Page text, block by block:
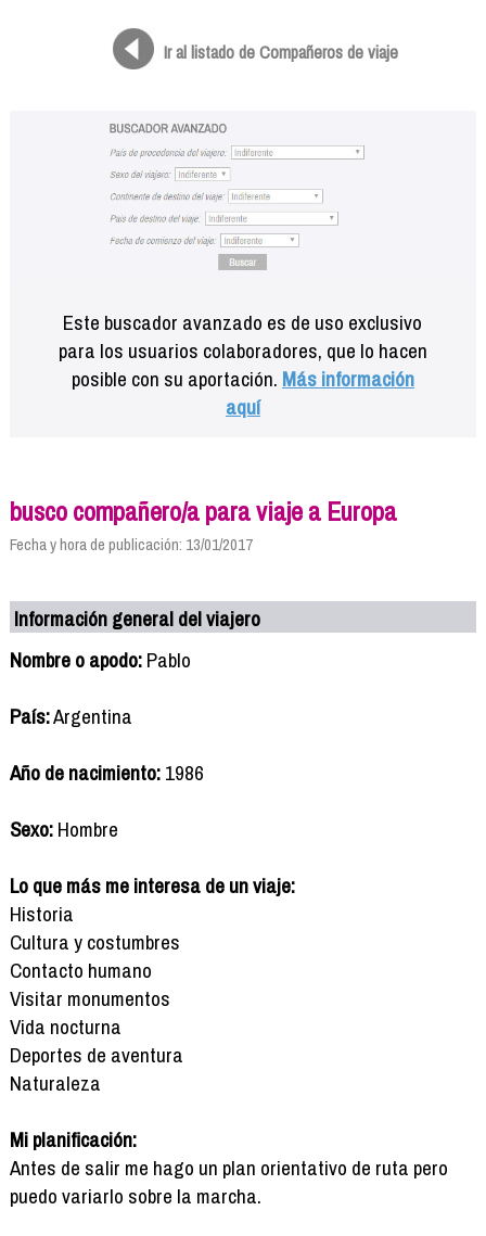
Ir al listado de Compañeros de viaje
Este buscador avanzado es de uso exclusivo
para los usuarios colaboradores, que lo hacen
posible con su aportación. Más información
aquí
busco compañero/a para viaje a Europa
Fecha y hora de publicación: 13/01/2017
Información general del viajero
Nombre o apodo:Pablo
País:Argentina
Año de nacimiento:1986
Sexo:Hombre
Lo que más me interesa de un viaje:
Historia
Cultura y costumbres
Contacto humano
Visitar monumentos
Vida nocturna
Deportes de aventura
Naturaleza
Mi planificación:
Antes de salir me hago un plan orientativo de ruta pero
puedo variarlo sobre la marcha.